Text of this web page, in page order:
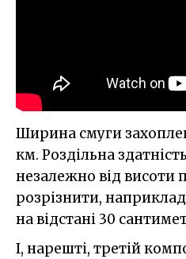
Ширина смуги
км. Роздільна
незалежно від висоти
розрізнити,
на відстані 30
І, нарешті, третій